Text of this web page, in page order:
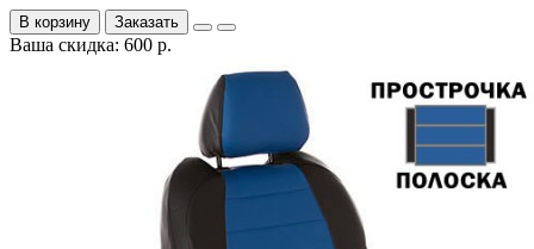
В корзину Заказать
Ваша скидка: 600 р.